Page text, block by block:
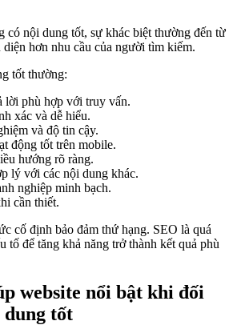
có nội dung tốt, sự khác biệt thường đến từ
diện hơn nhu cầu của người tìm kiếm.
tốt thường:
lời phù hợp với truy vấn.
xác và dễ hiểu.
và độ tin cậy.
động tốt trên mobile.
hướng rõ ràng.
lý với các nội dung khác.
nghiệp minh bạch.
cần thiết.
cố định bảo đảm thứ hạng. SEO là quá
tố để tăng khả năng trở thành kết quả phù
website nổi bật khi đối
dung tốt